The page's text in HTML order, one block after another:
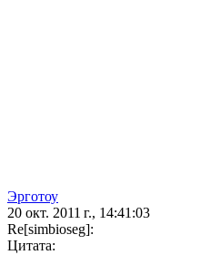
Эрготоу
20 окт. 2011 г., 14:41:03
Re[simbioseg]:
Цитата: